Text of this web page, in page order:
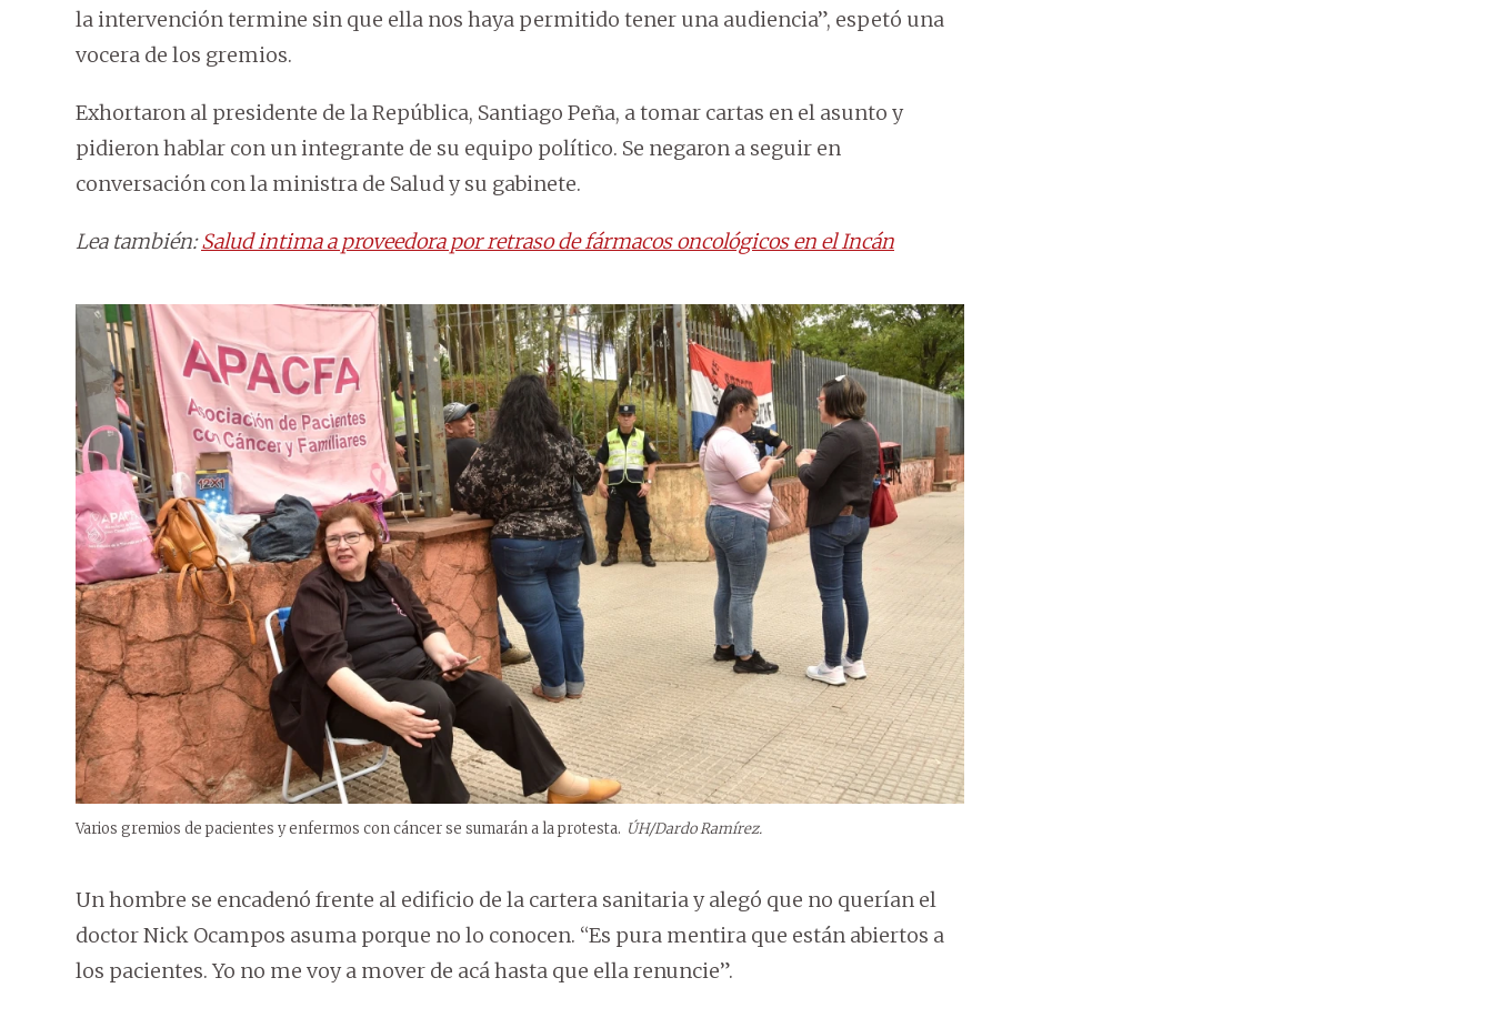
la intervención termine sin que ella nos haya permitido tener una audiencia”, espetó una
vocera de los gremios.
Exhortaron al presidente de la República, Santiago Peña, a tomar cartas en el asunto y
pidieron hablar con un integrante de su equipo político. Se negaron a seguir en
conversación con la ministra de Salud y su gabinete.
Lea también:Salud intima a proveedora por retraso de fármacos oncológicos en el Incán
Varios gremios de pacientes y enfermos con cáncer se sumarán a la protesta. ÚH/Dardo Ramírez.
Un hombre se encadenó frente al edificio de la cartera sanitaria y alegó que no querían el
doctor Nick Ocampos asuma porque no lo conocen. “Es pura mentira que están abiertos a
los pacientes. Yo no me voy a mover de acá hasta que ella renuncie”.